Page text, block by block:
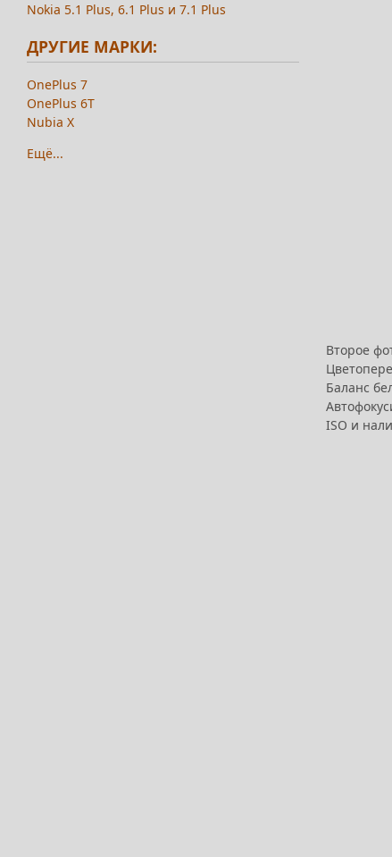
Второе
Баланс
ISO и
Nokia 5.1 Plus, 6.1 Plus и 7.1 Plus
ДРУГИЕ МАРКИ:
OnePlus 7
OnePlus 6T
Nubia X
Ещё...